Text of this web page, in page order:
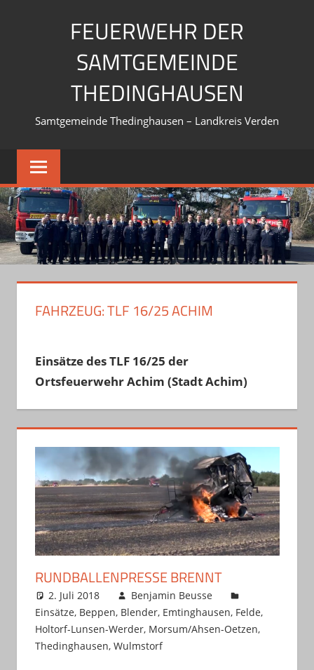
FEUERWEHR DER
SAMTGEMEINDE
THEDINGHAUSEN
Samtgemeinde Thedinghausen – Landkreis Verden
FAHRZEUG:TLF 16/25 ACHIM
Einsätze des TLF 16/25 der
Ortsfeuerwehr Achim (Stadt Achim)
RUNDBALLENPRESSE BRENNT
2. Juli 2018
Benjamin Beusse
Einsätze, Beppen, Blender, Emtinghausen, Felde,
Holtorf-Lunsen-Werder, Morsum/Ahsen-Oetzen,
Thedinghausen, Wulmstorf